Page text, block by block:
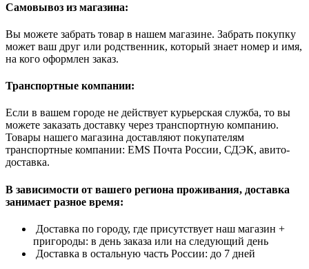
Самовывоз из магазина:
Вы можете забрать товар в нашем магазине. Забрать покупку
может ваш друг или родственник, который знает номер и имя,
на кого оформлен заказ.
Транспортные компании:
Если в вашем городе не действует курьерская служба, то вы
можете заказать доставку через транспортную компанию.
Товары нашего магазина доставляют покупателям
транспортные компании: EMS Почта России, СДЭК, авито-
доставка.
В зависимости от вашего региона проживания, доставка
занимает разное время:
Доставка по городу, где присутствует наш магазин +
пригороды: в день заказа или на следующий день
Доставка в остальную часть России: до 7 дней